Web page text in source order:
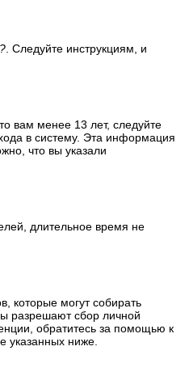
. Следуйте инструкциям, и
вам менее 13 лет, следуйте
в систему. Эта информация
что вы указали
длительное время не
которые могут собирать
разрешают сбор личной
обратитесь за помощью к
указанных ниже.